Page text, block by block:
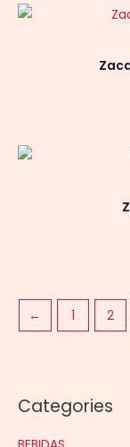
Categories
← 1 2